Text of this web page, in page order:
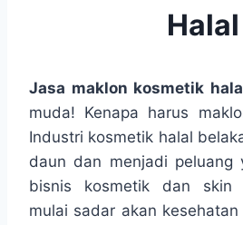
Halal
Jasa maklon kosmetik
muda! Kenapa harus
Industri kosmetik halal
daun dan menjadi peluang
bisnis kosmetik dan skin
mulai sadar akan